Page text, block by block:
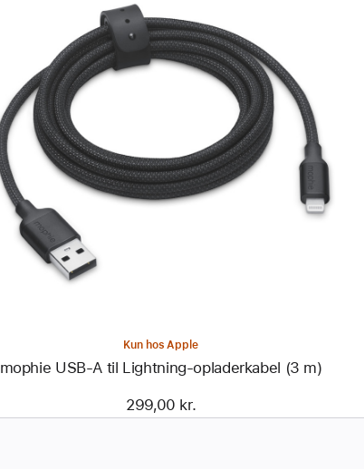
-
mophie
USB-
A
Kun hos Apple
mophie USB-A til Lightning-opladerkabel (3 m)
299,00 kr.